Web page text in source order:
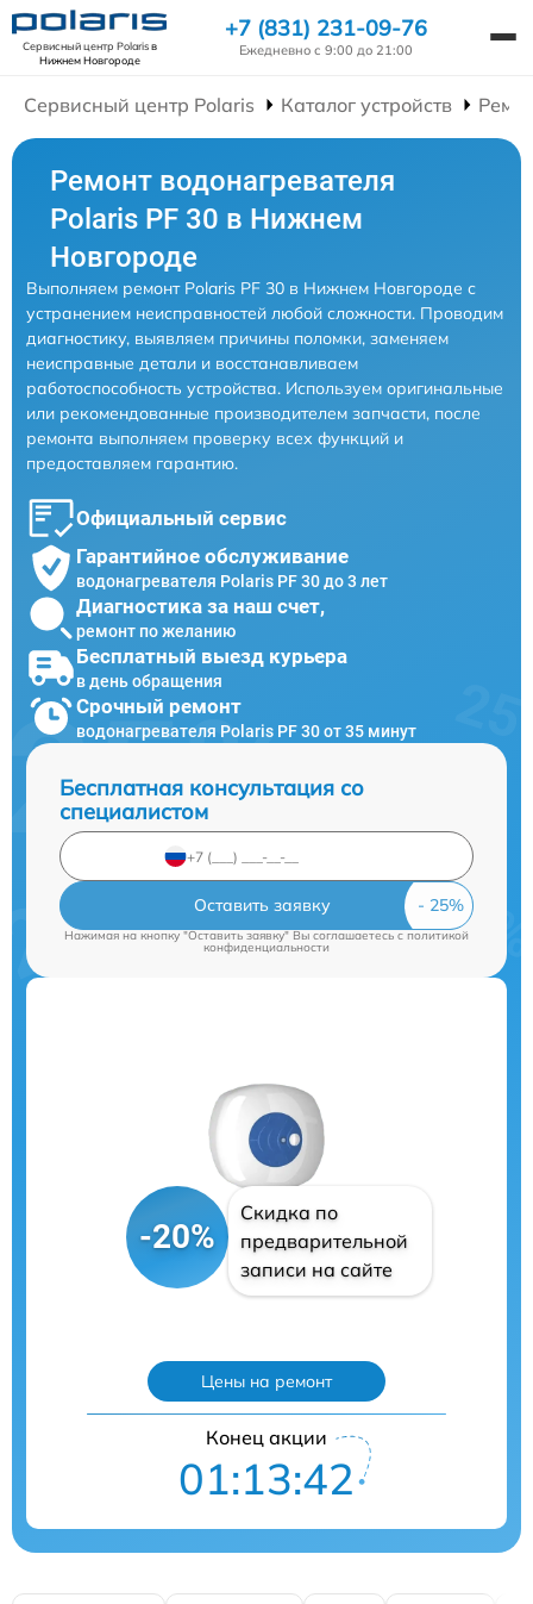
Сервисный центр Polarisв
Нижнем Новгороде
+7 (831) 231-09-76
Ежедневно с 9:00 до 21:00
Сервисный центр Polaris Каталог устройств
Ремонт водонагревателя
Polaris PF 30 в Нижнем
Новгороде
Выполняем ремонт Polaris PF 30 в Нижнем Новгороде с
устранением неисправностей любой сложности. Проводим
диагностику, выявляем причины поломки, заменяем
неисправные детали и восстанавливаем
работоспособность устройства. Используем оригинальные
или рекомендованные производителем запчасти, после
ремонта выполняем проверку всех функций и
предоставляем гарантию.
Официальный сервис
Гарантийное обслуживание
водонагревателя Polaris PF 30 до 3 лет
Диагностика за наш счет,
ремонт по желанию
Бесплатный выезд курьера
в день обращения
Срочный ремонт
водонагревателя Polaris PF 30 от 35 минут
Бесплатная консультация со
специалистом
Оставить заявку
Нажимая на кнопку "Оставить заявку" Вы соглашаетесь cполитикой
конфиденциальности
-20%
Скидка по
предварительной
записи на сайте
Цены на ремонт
Конец акции
01:13:41